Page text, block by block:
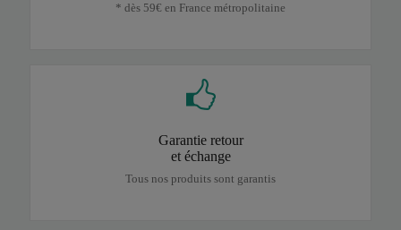
* dès 59€ en France métropolitaine
Garantie retour
et échange
Tous nos produits sont garantis